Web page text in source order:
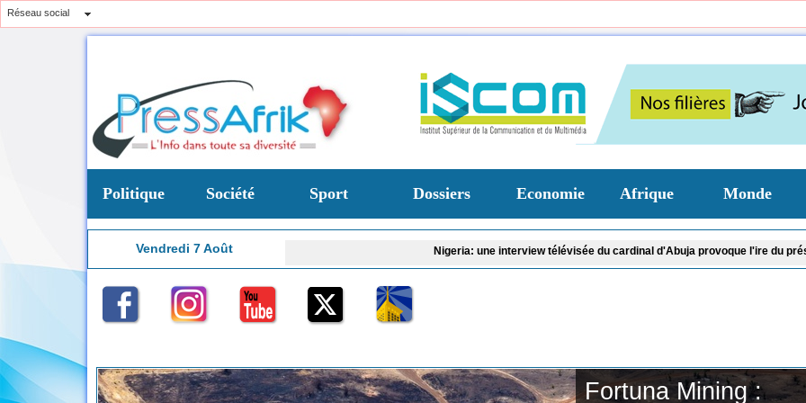
Réseau social
Politique Société Sport Dossiers Economie Afrique Monde
Vendredi 7 Août Nigeria: une interview télévisée du cardinal d'Abuja provoque l'ire du président Bola Tinubu
de
Fortuna Mining :